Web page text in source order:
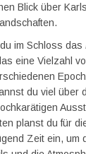
Blick über
im Schloss das
eine Vielzahl
du viel über
planst du für
Zeit ein, um